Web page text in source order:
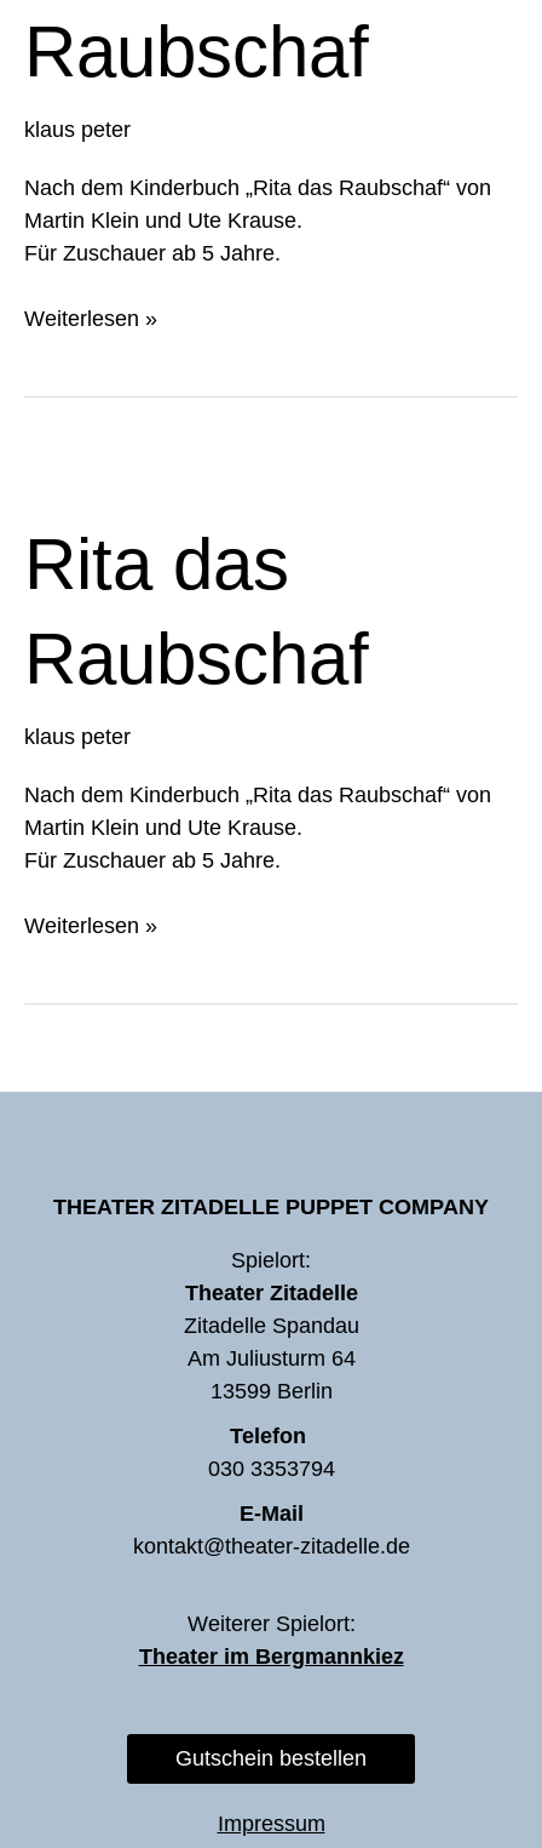
Raubschaf
klaus peter
Nach dem Kinderbuch „Rita das Raubschaf“ von
Martin Klein und Ute Krause.
Für Zuschauer ab 5 Jahre.
Weiterlesen »
Rita das
Raubschaf
klaus peter
Nach dem Kinderbuch „Rita das Raubschaf“ von
Martin Klein und Ute Krause.
Für Zuschauer ab 5 Jahre.
Raubschaf
Weiterlesen »
THEATER ZITADELLE PUPPET COMPANY
Spielort:
Theater Zitadelle
Zitadelle Spandau
Am Juliusturm 64
13599 Berlin
Telefon
030 3353794
E-Mail
kontakt@theater-zitadelle.de
Weiterer Spielort:
Theater im Bergmannkiez
Gutschein bestellen
Impressum